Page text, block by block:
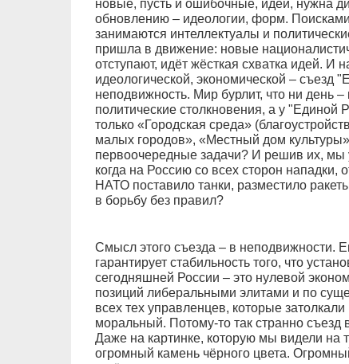
новые, пусть и ошибочные, идеи, нужна
обновлению – идеологии, форм.
занимаются интеллектуалы и
пришла в движение: новые
отступают, идёт жёсткая схватка идей. И
идеологической, экономической – съезд
неподвижность. Мир бурлит, что ни день
политические столкновения, а у "Единой
только «Городская среда»
малых городов», «Местный дом
первоочередные задачи? И решив их,
когда на Россию со всех сторон
НАТО поставило танки, разместило
в борьбу без правил?
Смысл этого съезда – в неподвижности.
гарантирует стабильность того, что
сегодняшней России – это нулевой
позиций либеральными элитами и по
всех тех управленцев, которые
моральный. Потому-то так странно
Даже на картинке, которую мы видели на
огромный камень чёрного цвета.